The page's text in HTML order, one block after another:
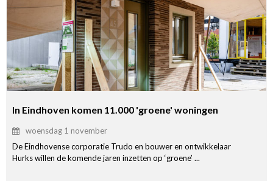
In Eindhoven komen 11.000 'groene' woningen
woensdag 1 november
De Eindhovense corporatie Trudo en bouwer en ontwikkelaar
Hurks willen de komende jaren inzetten op ‘groene’ ...